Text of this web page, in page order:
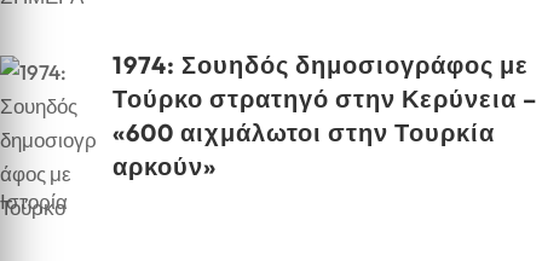
1974: Σουηδός δημοσιογράφος με
Τούρκο στρατηγό στην Κερύνεια –
«600 αιχμάλωτοι στην Τουρκία
αρκούν»
Ιστορία